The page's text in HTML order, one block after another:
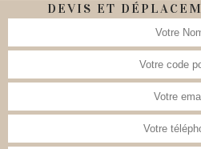
DEVIS ET